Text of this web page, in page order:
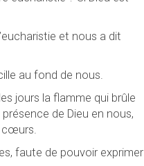
et nous a dit
au fond de nous.
jours la flamme qui brûle
de Dieu en nous,
cœurs.
faute de pouvoir exprimer